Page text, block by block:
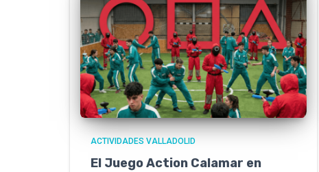
ACTIVIDADES VALLADOLID
El Juego Action Calamar en